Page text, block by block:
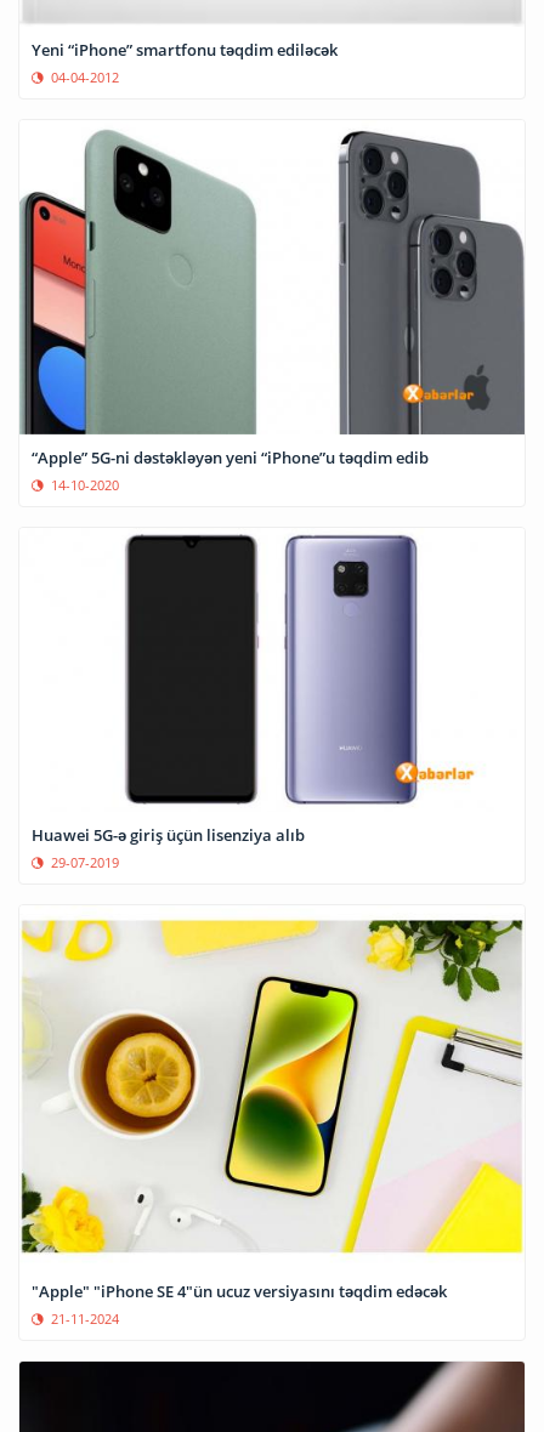
Yeni “iPhone” smartfonu təqdim ediləcək
04-04-2012
“Apple” 5G-ni dəstəkləyən yeni “iPhone”u təqdim edib
14-10-2020
Huawei 5G-ə giriş üçün lisenziya alıb
29-07-2019
"Apple" "iPhone SE 4"ün ucuz versiyasını təqdim edəcək
21-11-2024